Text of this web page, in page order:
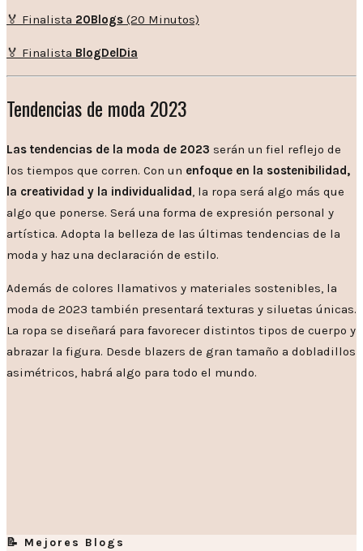
🏅 Finalista 20Blogs (20 Minutos)
🏅 Finalista BlogDelDia
Tendencias de moda 2023
Las tendencias de la moda de 2023 serán un fiel reflejo de
los tiempos que corren. Con un enfoque en la sostenibilidad,
la creatividad y la individualidad, la ropa será algo más que
algo que ponerse. Será una forma de expresión personal y
artística. Adopta la belleza de las últimas tendencias de la
moda y haz una declaración de estilo.
Además de colores llamativos y materiales sostenibles, la
moda de 2023 también presentará texturas y siluetas únicas.
La ropa se diseñará para favorecer distintos tipos de cuerpo y
abrazar la figura. Desde blazers de gran tamaño a dobladillos
asimétricos, habrá algo para todo el mundo.
📝 Mejores Blogs